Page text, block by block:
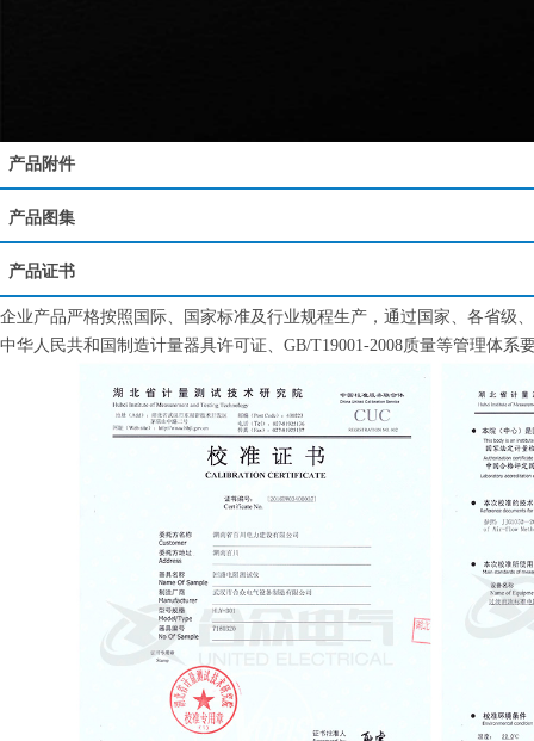
产品附件
产品图集
产品证书
企业产品严格按照国际、国家标准及行业规程生产，通过国家、各省级
中华人民共和国制造计量器具许可证、GB/T19001-2008质量等管理体系